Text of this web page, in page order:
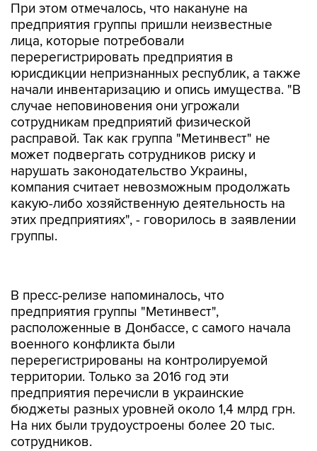
При этом отмечалось, что накануне на
предприятия группы пришли неизвестные
лица, которые потребовали
перерегистрировать предприятия в
юрисдикции непризнанных республик, а также
начали инвентаризацию и опись имущества. "В
случае неповиновения они угрожали
сотрудникам предприятий физической
расправой. Так как группа "Метинвест" не
может подвергать сотрудников риску и
нарушать законодательство Украины,
компания считает невозможным продолжать
какую-либо хозяйственную деятельность на
этих предприятиях", - говорилось в заявлении
группы.
расположенные в Донбассе, с самого начала
военного конфликта были
перерегистрированы на контролируемой
территории. Только за 2016 год эти
предприятия перечисли в украинские
бюджеты разных уровней около 1,4 млрд грн.
На них были трудоустроены более 20 тыс.
сотрудников.
"Метинвест" является вертикально